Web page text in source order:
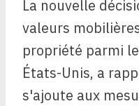
La nouvelle
valeurs
propriété parmi
États-Unis, a
s'ajoute aux